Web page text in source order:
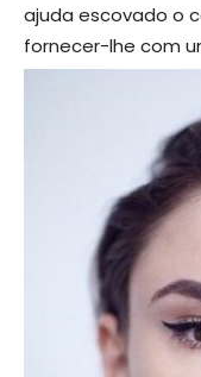
ajuda escovado o
fornecer-lhe com